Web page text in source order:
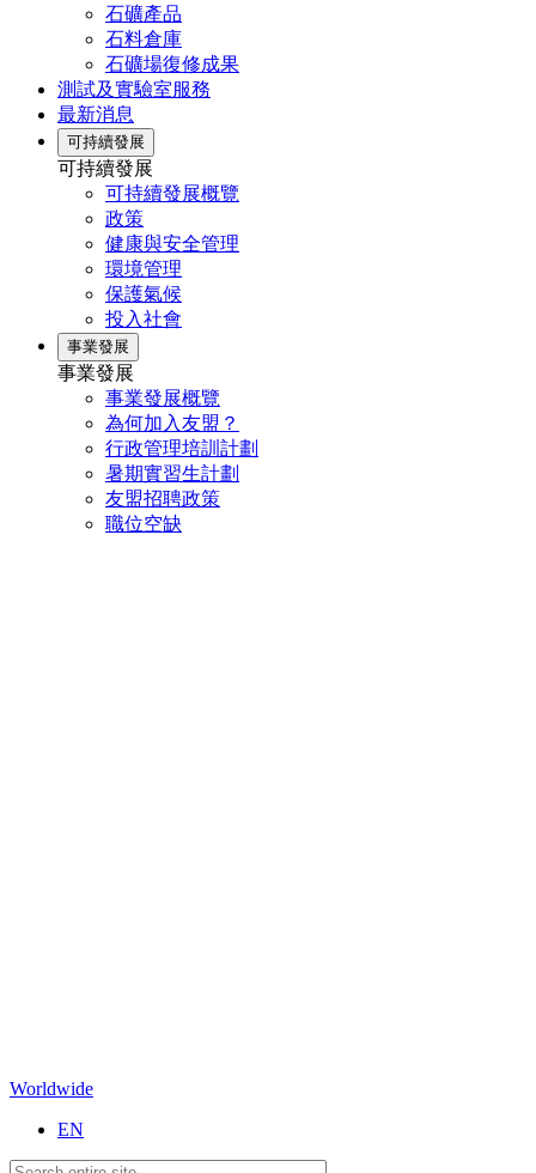
石礦產品
石料倉庫
石礦場復修成果
測試及實驗室服務
最新消息
可持續發展
可持續發展
可持續發展概覽
政策
健康與安全管理
環境管理
保護氣候
投入社會
事業發展
事業發展
事業發展概覽
為何加入友盟？
行政管理培訓計劃
暑期實習生計劃
友盟招聘政策
職位空缺
Worldwide
EN